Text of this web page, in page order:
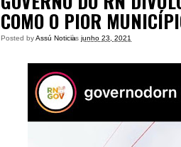
COMO O PIOR
Posted byAssú Noticia
às junho 23, 2021